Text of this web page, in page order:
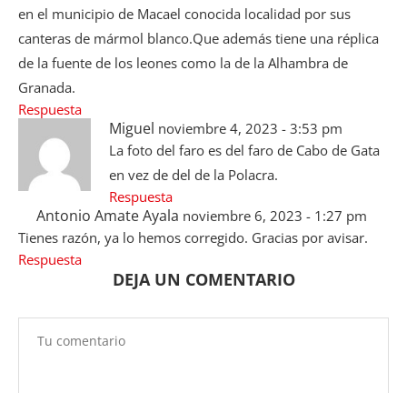
en el municipio de Macael conocida localidad por sus
canteras de mármol blanco.Que además tiene una réplica
de la fuente de los leones como la de la Alhambra de
Granada.
Respuesta
Miguel noviembre 4, 2023 - 3:53 pm
La foto del faro es del faro de Cabo de Gata
en vez de del de la Polacra.
Respuesta
Antonio Amate Ayala noviembre 6, 2023 - 1:27 pm
Tienes razón, ya lo hemos corregido. Gracias por avisar.
Respuesta
DEJA UN COMENTARIO